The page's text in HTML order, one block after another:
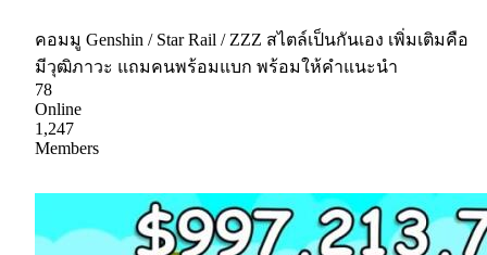
คอมมู Genshin / Star Rail / ZZZ สไตล์เป็นกันเอง เพิ่มเติมคือ
มีวุฒิภาวะ แถมคนพร้อมแบก พร้อมให้คำแนะนำ
78
Online
1,247
Members